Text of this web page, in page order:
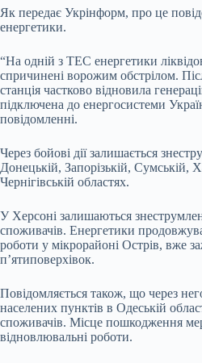
Як передає Укрінформ, про це
енергетики.
“На одній з ТЕС енергетики
спричинені ворожим обстрілом.
станція частково відновила
підключена до енергосистеми
повідомленні.
Через бойові дії залишається
Донецькій, Запорізькій, Сумській,
Чернігівській областях.
У Херсоні залишаються
споживачів. Енергетики
роботи у мікрорайоні Острів, вже
п’ятиповерхівок.
Повідомляється також, що через
населених пунктів в Одеській
споживачів. Місце пошкодження
відновлювальні роботи.